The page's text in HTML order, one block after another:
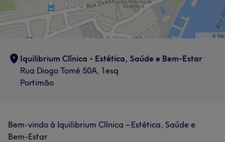
Iquilibrium Clínica - Estética, Saúde e Bem-Estar
Rua Diogo Tomé 50A, 1esq
Portimão
Bem-vindo à Iquilibrium Clínica – Estética, Saúde e
Bem-Estar